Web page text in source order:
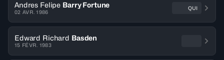
Andres Felipe Barry Fortune
02 AVR. 1986
QUI
Edward Richard Basden
15 FÉVR. 1983